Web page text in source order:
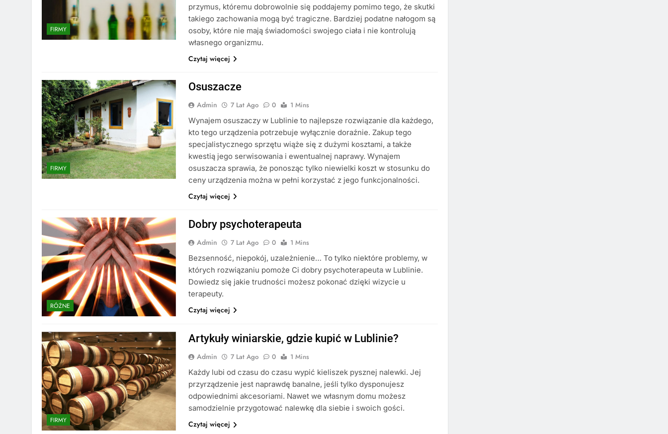
FIRMY
przymus, któremu dobrowolnie się poddajemy pomimo tego, że skutki
takiego zachowania mogą być tragiczne. Bardziej podatne nałogom są
osoby, które nie mają świadomości swojego ciała i nie kontrolują
własnego organizmu.
Czytaj więcej
FIRMY
Osuszacze
Admin 7 Lat Ago 0
1 Mins
Wynajem osuszaczy w Lublinie to najlepsze rozwiązanie dla każdego,
kto tego urządzenia potrzebuje wyłącznie doraźnie. Zakup tego
specjalistycznego sprzętu wiąże się z dużymi kosztami, a także
kwestią jego serwisowania i ewentualnej naprawy. Wynajem
osuszacza sprawia, że ponosząc tylko niewielki koszt w stosunku do
ceny urządzenia można w pełni korzystać z jego funkcjonalności.
Czytaj więcej
RÓŻNE
Dobry psychoterapeuta
Admin 7 Lat Ago 0
1 Mins
Bezsenność, niepokój, uzależnienie… To tylko niektóre problemy, w
których rozwiązaniu pomoże Ci dobry psychoterapeuta w Lublinie.
Dowiedz się jakie trudności możesz pokonać dzięki wizycie u
terapeuty.
Czytaj więcej
FIRMY
Artykuły winiarskie, gdzie kupić w Lublinie?
Admin 7 Lat Ago 0
1 Mins
Każdy lubi od czasu do czasu wypić kieliszek pysznej nalewki. Jej
przyrządzenie jest naprawdę banalne, jeśli tylko dysponujesz
odpowiednimi akcesoriami. Nawet we własnym domu możesz
samodzielnie przygotować nalewkę dla siebie i swoich gości.
Czytaj więcej